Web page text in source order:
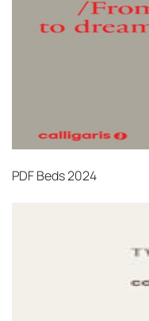
PDFBeds 2024